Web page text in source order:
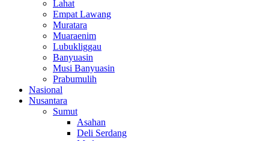
Lahat
Empat Lawang
Muratara
Muaraenim
Lubukliggau
Banyuasin
Musi Banyuasin
Prabumulih
Nasional
Nusantara
Sumut
Asahan
Deli Serdang